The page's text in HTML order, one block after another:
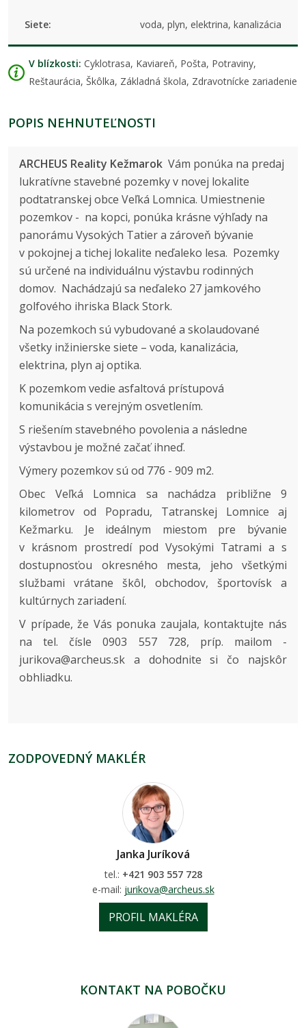
Siete: voda, plyn, elektrina, kanalizácia
V blízkosti: Cyklotrasa, Kaviareň, Pošta, Potraviny,
Reštaurácia, Škôlka, Základná škola, Zdravotnícke zariadenie
POPIS NEHNUTEĽNOSTI
ARCHEUS Reality Kežmarok Vám ponúka na predaj
lukratívne stavebné pozemky v novej lokalite
podtatranskej obce Veľká Lomnica. Umiestnenie
pozemkov - na kopci, ponúka krásne výhľady na
panorámu Vysokých Tatier a zároveň bývanie
v pokojnej a tichej lokalite neďaleko lesa. Pozemky
sú určené na individuálnu výstavbu rodinných
domov. Nachádzajú sa neďaleko 27 jamkového
golfového ihriska Black Stork.
Na pozemkoch sú vybudované a skolaudované
všetky inžinierske siete – voda, kanalizácia,
elektrina, plyn aj optika.
K pozemkom vedie asfaltová prístupová
komunikácia s verejným osvetlením.
S riešením stavebného povolenia a následne
výstavbou je možné začať ihneď.
Výmery pozemkov sú od 776 - 909 m2.
Obec Veľká Lomnica sa nachádza približne 9
kilometrov od Popradu, Tatranskej Lomnice aj
Kežmarku. Je ideálnym miestom pre bývanie
v krásnom prostredí pod Vysokými Tatrami a s
dostupnosťou okresného mesta, jeho všetkými
službami vrátane škôl, obchodov, športovísk a
kultúrnych zariadení.
V prípade, že Vás ponuka zaujala, kontaktujte nás
na tel. čísle 0903 557 728, príp. mailom -
jurikova@archeus.sk a dohodnite si čo najskôr
obhliadku.
ZODPOVEDNÝ MAKLÉR
Janka Juríková
tel.: +421 903 557 728
e-mail: jurikova@archeus.sk
PROFIL MAKLÉRA
KONTAKT NA POBOČKU